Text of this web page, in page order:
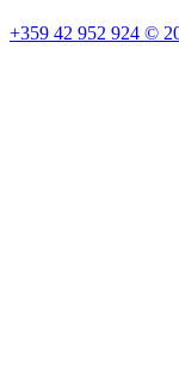
+359 42 952 924 ©